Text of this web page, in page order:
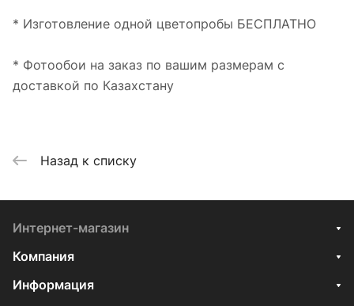
* Изготовление одной цветопробы БЕСПЛАТНО
* Фотообои на заказ по вашим размерам с
доставкой по Казахстану
Назад к списку
Интернет-магазин
Компания
Информация